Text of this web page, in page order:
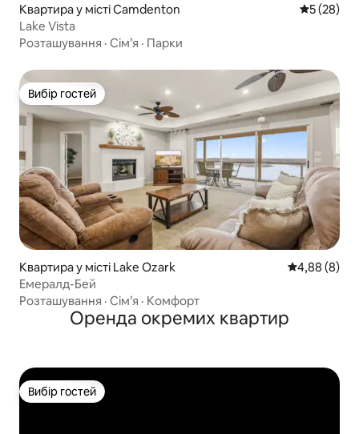
Квартира у місті Camdenton Середня
5 (28)
Lake Vista
Розташування · Сім’я · Парки
Вибір гостей
Вибір гостей
Квартира у місті Lake Ozark Середня
4,88 (8)
Емералд-Бей
Розташування · Сім’я · Комфорт
Оренда окремих квартир
Вибір гостей
Вибір гостей